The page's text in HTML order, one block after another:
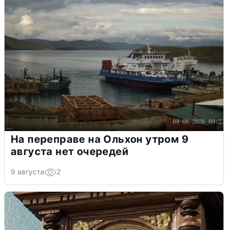
На переправе на Ольхон утром 9
августа нет очередей
9 августа 2